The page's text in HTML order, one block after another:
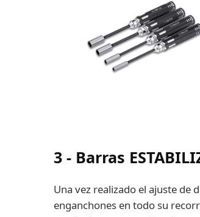
3 - Barras
Una vez realizado el ajuste
enganchones en todo su